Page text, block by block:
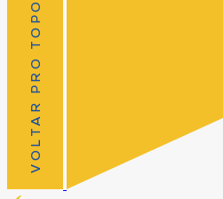
VOLTAR PRO TOPO